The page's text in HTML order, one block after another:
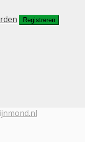
Registreren